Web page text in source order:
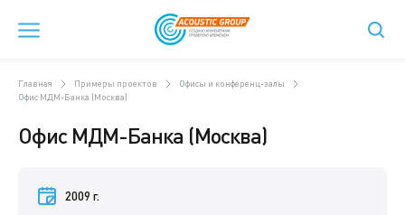
Главная Примеры проектов
Офисы и конференц-залы
Офис МДМ-Банка (Москва)
Офис МДМ-Банка (Москва)
2009 г.